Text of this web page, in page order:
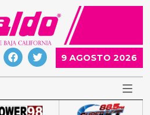
9 AGOSTO 2026